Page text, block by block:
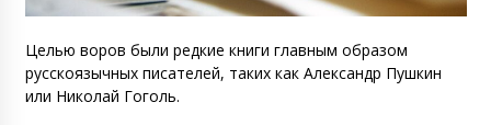
Целью воров были редкие книги главным образом
русскоязычных писателей, таких как Александр Пушкин
или Николай Гоголь.